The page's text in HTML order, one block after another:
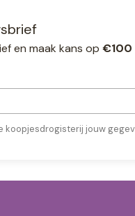
en maak kans op €100
koopjesdrogisterij jouw